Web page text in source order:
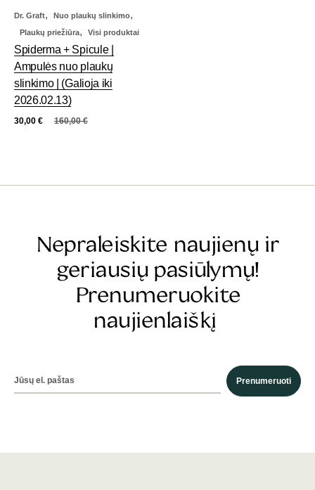
Dr. Graft, Nuo plaukų slinkimo,
Plaukų priežiūra, Visi produktai
Spiderma + Spicule |
Ampulės nuo plaukų
slinkimo | (Galioja iki
2026.02.13)
160,00€
30,00 €
Nepraleiskite naujienų ir
geriausių pasiūlymų!
Prenumeruokite
naujienlaiškį
Prenumeruoti